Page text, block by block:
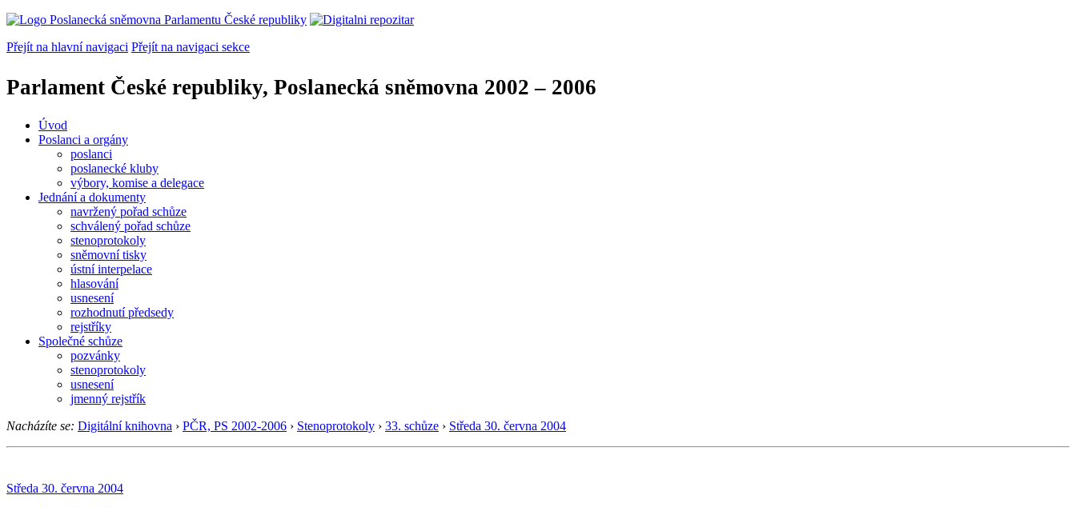
Přejít na hlavní navigaci Přejít na navigaci sekce
Parlament České republiky, Poslanecká sněmovna 2002 – 2006
Úvod
Poslanci a orgány
poslanci
poslanecké kluby
výbory, komise a delegace
Jednání a dokumenty
navržený pořad schůze
schválený pořad schůze
stenoprotokoly
sněmovní tisky
ústní interpelace
hlasování
usnesení
rozhodnutí předsedy
rejstříky
Společné schůze
pozvánky
stenoprotokoly
usnesení
jmenný rejstřík
Nacházíte se: Digitální knihovna › PČR, PS 2002-2006 › Stenoprotokoly › 33. schůze › Středa 30. června 2004
Středa 30. června 2004